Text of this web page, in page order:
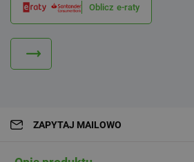
Oblicz e-raty
ZAPYTAJ MAILOWO